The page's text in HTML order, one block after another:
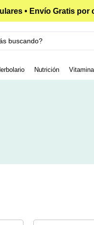
• Envío Gratis por
Nutrición